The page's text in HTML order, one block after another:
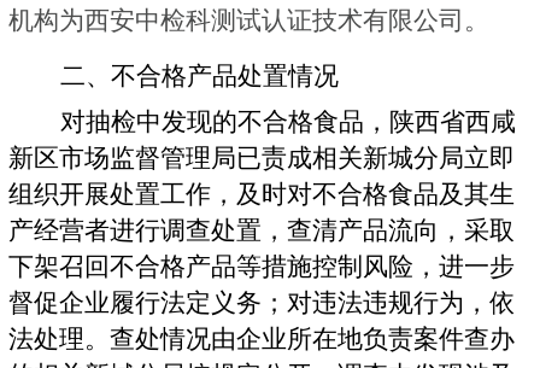
机构为西安中检科测试认证技术有限公司。
二、不合格产品处置情况
对抽检中发现的不合格食品，陕西省西咸
新区市场监督管理局已责成相关新城分局立即
组织开展处置工作，及时对不合格食品及其生
产经营者进行调查处置，查清产品流向，采取
下架召回不合格产品等措施控制风险，进一步
督促企业履行法定义务；对违法违规行为，依
法处理。查处情况由企业所在地负责案件查办